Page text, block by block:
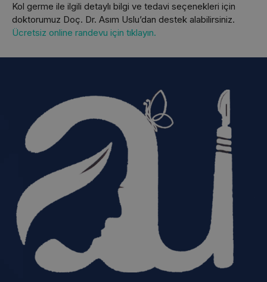
Kol germe ile ilgili detaylı bilgi ve tedavi seçenekleri için
doktorumuz Doç. Dr. Asım Uslu’dan destek alabilirsiniz.
Ücretsiz online randevu için tıklayın.